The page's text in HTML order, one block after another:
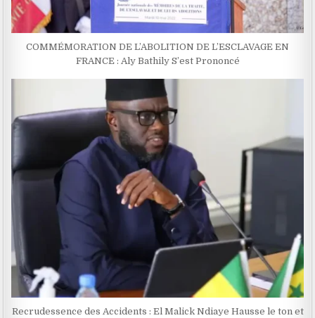
COMMÉMORATION DE L’ABOLITION DE L’ESCLAVAGE EN
FRANCE : Aly Bathily S’est Prononcé
Recrudessence des Accidents : El Malick Ndiaye Hausse le ton et